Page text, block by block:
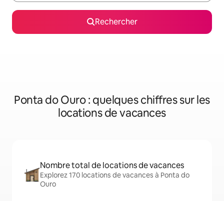
Rechercher
Ponta do Ouro : quelques chiffres sur les
locations de vacances
Nombre total de locations de vacances
Explorez 170 locations de vacances à Ponta do
Ouro